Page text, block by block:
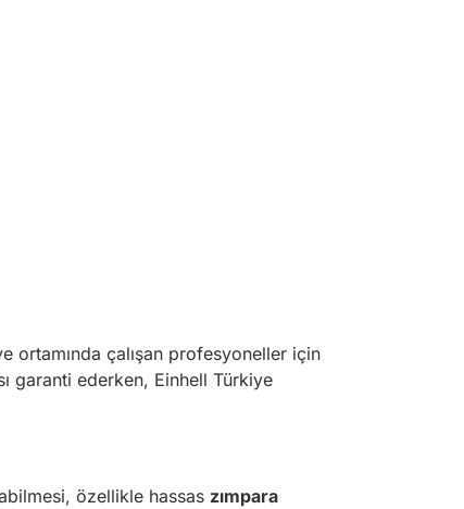
ortamında çalışan profesyoneller için
garanti ederken, Einhell Türkiye
özellikle hassas zımpara